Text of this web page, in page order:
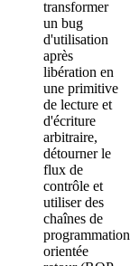
transformer
un bug
d'utilisation
après
libération en
une primitive
de lecture et
d'écriture
arbitraire,
détourner le
flux de
contrôle et
utiliser des
chaînes de
programmation
orientée